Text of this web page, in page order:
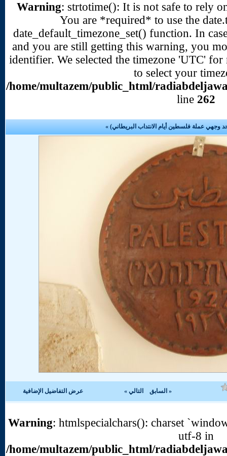
Warning:
You
and you are still
identifier. We
/home/multazem/
عرض التفاضيل الإضافية
Warning:
/home/multazem/